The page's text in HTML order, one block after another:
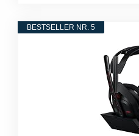
BESTSELLER NR. 5